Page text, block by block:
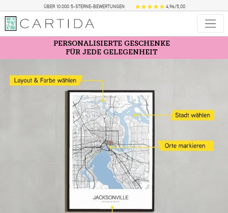
ÜBER 10.000 5-STERNE-BEWERTUNGEN 4,96/5,00
PERSONALISIERTE GESCHENKE
FÜR JEDE GELEGENHEIT